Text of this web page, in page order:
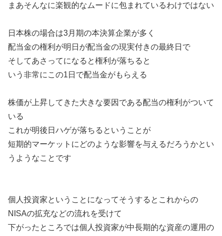
まあそんなに楽観的なムードに包まれているわけではない
日本株の場合は3月期の本決算企業が多く
配当金の権利が明日が配当金の現実付きの最終日で
そしてあさってになると権利が落ちると
いう非常にこの1日で配当金がもらえる
株価が上昇してきた大きな要因である配当の権利がついて
いる
これが明後日ハゲが落ちるということが
短期的マーケットにどのような影響を与えるだろうかとい
うようなことです
個人投資家ということになってそうするとこれからの
NISAの拡充などの流れを受けて
下がったところでは個人投資家が中長期的な資産の運用の